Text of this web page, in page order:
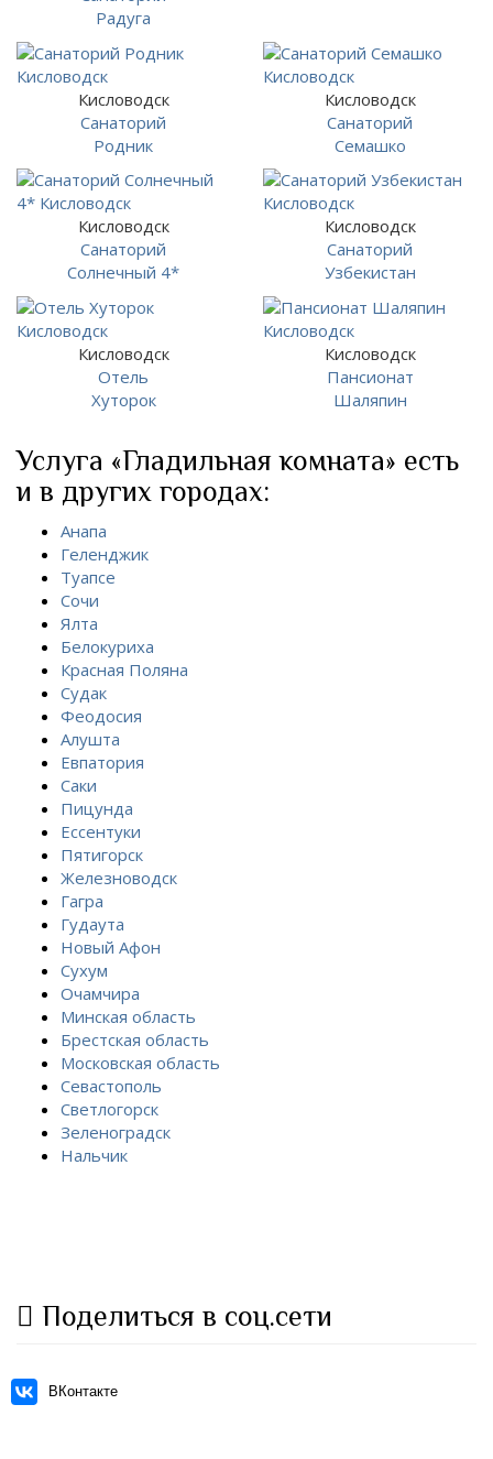
Радуга
Кисловодск
Санаторий
Родник
Кисловодск
Санаторий
Семашко
Кисловодск
Санаторий
Солнечный 4*
Кисловодск
Санаторий
Узбекистан
Кисловодск
Отель
Хуторок
Кисловодск
Пансионат
Шаляпин
Услуга «Гладильная комната» есть
и в других городах:
Анапа
Геленджик
Туапсе
Сочи
Ялта
Белокуриха
Красная Поляна
Судак
Феодосия
Алушта
Евпатория
Саки
Пицунда
Ессентуки
Пятигорск
Железноводск
Гагра
Гудаута
Новый Афон
Сухум
Очамчира
Минская область
Брестская область
Московская область
Севастополь
Светлогорск
Зеленоградск
Нальчик
Поделиться в соц.сети
ВКонтакте